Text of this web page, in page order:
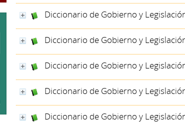
Diccionario de Gobierno y
Diccionario de Gobierno y
Diccionario de Gobierno y
Diccionario de Gobierno y
Diccionario de Gobierno y